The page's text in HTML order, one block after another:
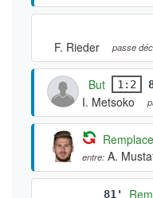
F. Rieder
passe
But 1:2
I. Metsoko
entre: A.
81'